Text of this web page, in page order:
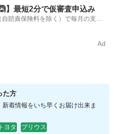
レヴォーグ
】最短2分で仮審査申込み
賠責保険料を除く）で毎月の支払
Ad
た方
着情報をいち早くお届け出来ま
トヨタ プリウス